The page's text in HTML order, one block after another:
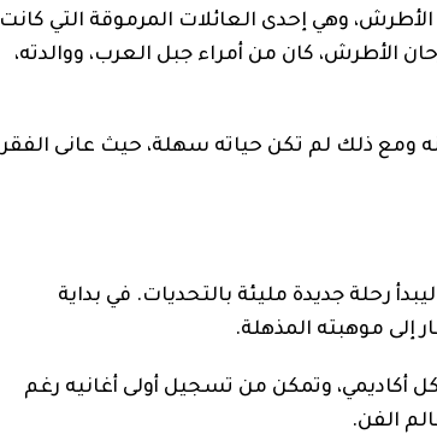
ينتمي إلى عائلة الأطرش، وهي إحدى العائلات المرموقة التي كانت
الأطرش، كان من أمراء جبل العرب، ووالدته،
ومع ذلك لم تكن حياته سهلة، حيث عانى الفقر
رحلة جديدة مليئة بالتحديات. في بداية
إلى موهبته المذهلة.
وتمكن من تسجيل أولى أغانيه رغم
الفن.